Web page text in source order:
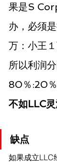
果是S
办，必须
万：小王
所以利润
80％:20％
不如LLC灵
缺点
如果成立LLC